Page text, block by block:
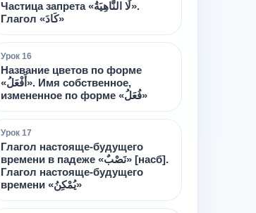
Частица запрета «لَا النَّاهِيَةُ».
Глагол «كَادَ»
Урок 16
Название цветов по форме
«أَفْعَلُ». Имя собственное,
измененное по форме «فُعَلُ»
Урок 17
Глагол настояще-будущего
времени в падеже «نَصْبٌ» [насб].
Глагол настояще-будущего
времени «يُمْكِنُ»